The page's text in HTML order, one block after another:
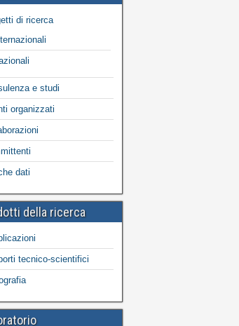
di ricerca
e studi
organizzati
dati
della ricerca
tecnico-scientifici